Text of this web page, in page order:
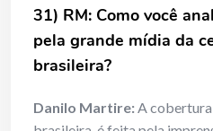
31) RM: Como você
pela grande mídia da
brasileira?
Danilo Martire:A cobertura